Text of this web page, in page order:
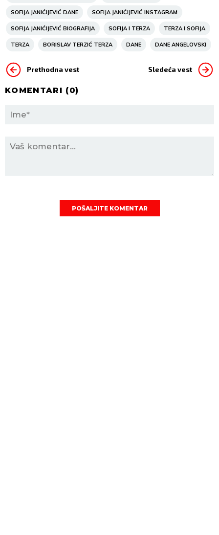
SOFIJA JANIĆIJEVIĆ DANE SOFIJA JANIĆIJEVIĆ INSTAGRAM
SOFIJA JANIĆIJEVIĆ BIOGRAFIJA SOFIJA I TERZA TERZA I SOFIJA
TERZA BORISLAV TERZIĆ TERZA DANE DANE ANGELOVSKI
Prethodna vest Sledeća vest
KOMENTARI (0)
POŠALJITE KOMENTAR